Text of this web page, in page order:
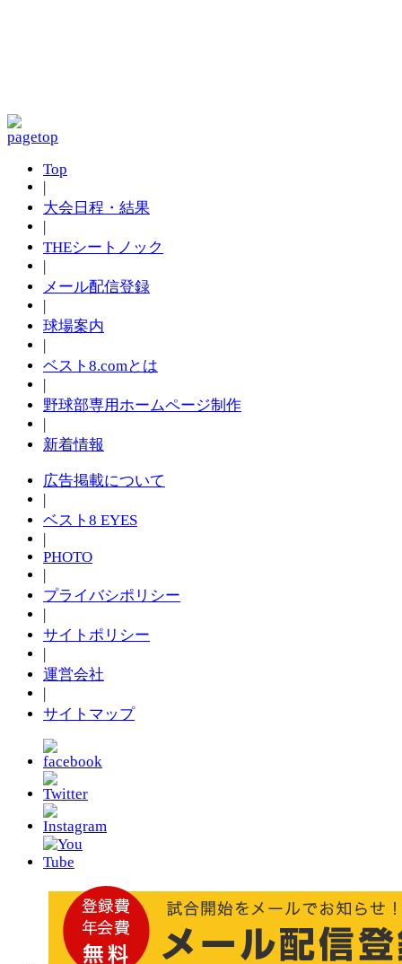
Top
|
大会日程・結果
|
THEシートノック
|
メール配信登録
|
球場案内
|
ベスト8.comとは
|
野球部専用ホームページ制作
|
新着情報
広告掲載について
|
ベスト8 EYES
|
PHOTO
|
プライバシポリシー
|
サイトポリシー
|
運営会社
|
サイトマップ